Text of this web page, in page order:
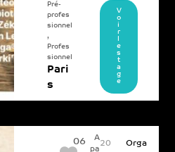
Pré-
profes
sionnel
,
Profes
sionnel
Pari
s
V
o
i
r
l
e
s
t
a
g
e
06
A
pa
20 Orga